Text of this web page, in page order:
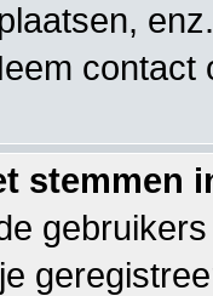
contact
stemmen